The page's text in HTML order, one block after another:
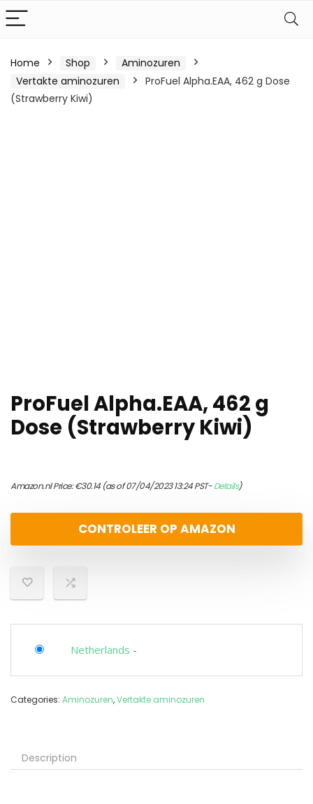
Home Shop
Aminozuren
Vertakte aminozuren
ProFuel Alpha.EAA, 462 g Dose
(Strawberry Kiwi)
ProFuel Alpha.EAA, 462 g
Dose (Strawberry Kiwi)
Amazon.nl Price:€30.14(as of 07/04/2023 13:24 PST-Details)
CONTROLEER OP AMAZON
Netherlands -
Categories: Aminozuren,Vertakte aminozuren
Description